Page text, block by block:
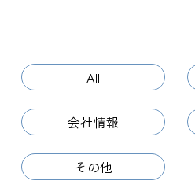
All
会社情報
その他